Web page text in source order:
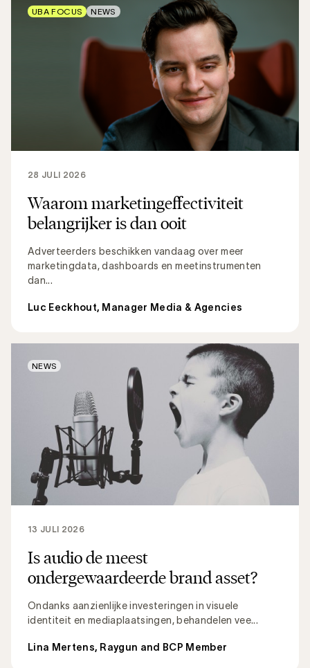
Waarom marketingeffectiviteit
belangrijker is dan ooit
Adverteerders beschikken vandaag over meer
marketingdata, dashboards en meetinstrumenten
dan...
28 JULI 2026
Luc Eeckhout, Manager Media & Agencies
UBA FOCUS NEWS
Is audio de meest
ondergewaardeerde brand asset?
Ondanks aanzienlijke investeringen in visuele
identiteit en mediaplaatsingen, behandelen vee...
13 JULI 2026
Lina Mertens, Raygun and BCP Member
NEWS